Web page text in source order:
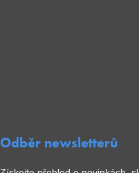
Odběr newsletterů